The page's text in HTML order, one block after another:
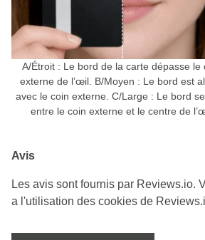
A/Étroit : Le bord de la carte dépasse le
externe de l’œil. B/Moyen : Le bord est
avec le coin externe. C/Large : Le bord
entre le coin externe et le centre de
Avis
Les avis sont fournis par Reviews.io.
a l'utilisation des cookies de